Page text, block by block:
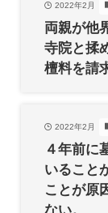
2022年2月
両親が他
寺院と揉
檀料を請
2022年2月
４年前に
いること
ことが原